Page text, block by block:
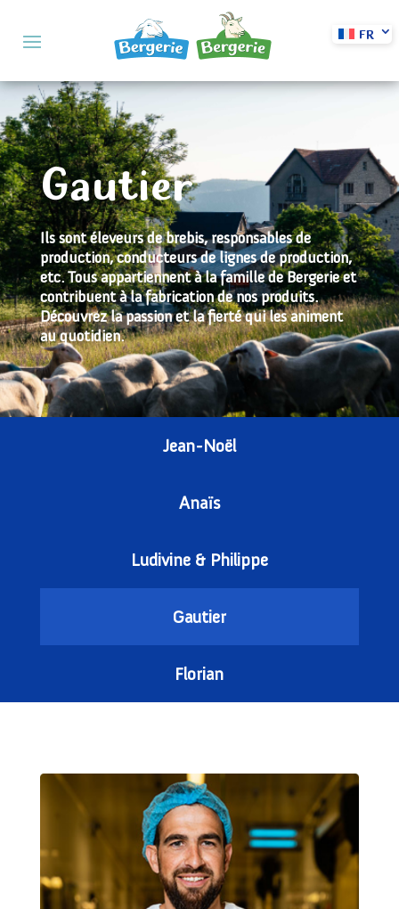
FR
Gautier
Ils sont éleveurs de brebis, responsables de
production, conducteurs de lignes de production,
etc. Tous appartiennent à la famille de Bergerie et
contribuent à la fabrication de nos produits.
Découvrez la passion et la fierté qui les animent
au quotidien.
Jean-Noël
Anaïs
Ludivine & Philippe
Gautier
Florian